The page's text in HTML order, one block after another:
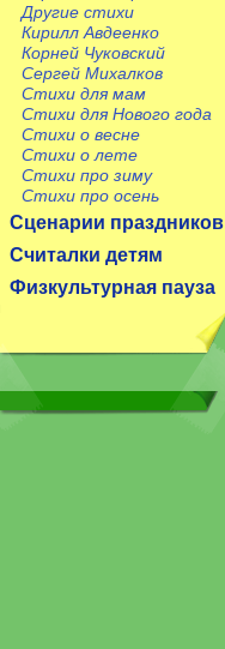
Другие стихи
Кирилл Авдеенко
Корней Чуковский
Сергей Михалков
Стихи для мам
Стихи для Нового года
Стихи о весне
Стихи о лете
Стихи про зиму
Стихи про осень
Сценарии праздников
Считалки детям
Физкультурная пауза